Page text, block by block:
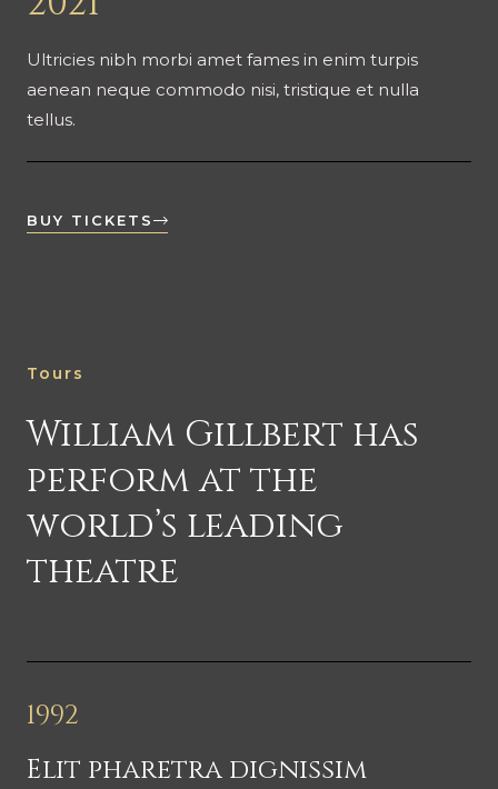
Ultricies nibh morbi amet fames in enim turpis
aenean neque commodo nisi, tristique et nulla
tellus.
BUY TICKETS
Tours
William Gillbert has
perform at the
world’s leading
theatre
1992
Elit pharetra dignissim